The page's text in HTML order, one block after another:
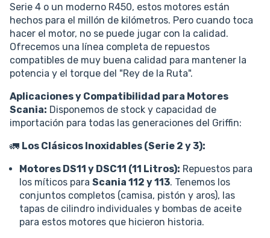
Serie 4 o un moderno R450, estos motores están
hechos para el millón de kilómetros. Pero cuando toca
hacer el motor, no se puede jugar con la calidad.
Ofrecemos una línea completa de repuestos
compatibles de muy buena calidad para mantener la
potencia y el torque del "Rey de la Ruta".
Aplicaciones y Compatibilidad para Motores
Scania: Disponemos de stock y capacidad de
importación para todas las generaciones del Griffin:
🚛 Los Clásicos Inoxidables (Serie 2 y 3):
Motores DS11 y DSC11 (11 Litros): Repuestos para
los míticos para Scania 112 y 113. Tenemos los
conjuntos completos (camisa, pistón y aros), las
tapas de cilindro individuales y bombas de aceite
para estos motores que hicieron historia.